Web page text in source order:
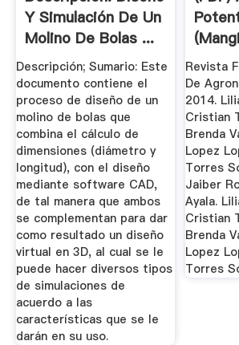
Y Simulación De Un
Molino De Bolas ...
Descripción; Sumario: Este
documento contiene el
proceso de diseño de un
molino de bolas que
combina el cálculo de
dimensiones (diámetro y
longitud), con el diseño
mediante software CAD,
de tal manera que ambos
se complementan para dar
como resultado un diseño
virtual en 3D, al cual se le
puede hacer diversos tipos
de simulaciones de
acuerdo a las
características que se le
darán en su uso.
Revista
De
2014.
Cristian
Brenda
Lopez
Torres
Jaiber
Ayala.
Cristian
Brenda
Lopez
Torres